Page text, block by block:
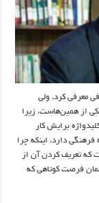
معرفی کرد، ولی
از همین‌هاست، زیرا
برایش کار
دارد، اینکه چرا
که تعریف کردن آن از
فرصت کوتاهی که